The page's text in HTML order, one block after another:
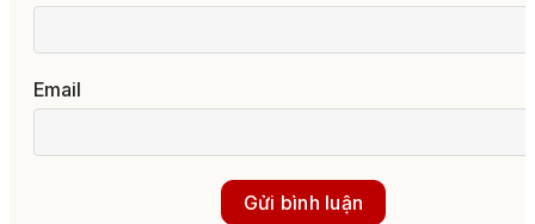
Email
Gửi bình luận